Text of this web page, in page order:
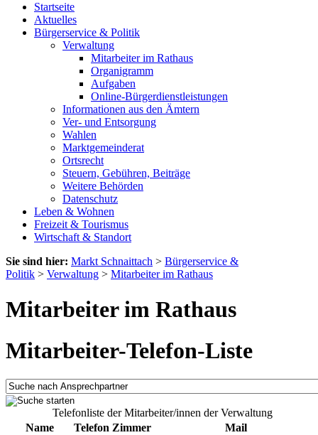
Startseite
Aktuelles
Bürgerservice & Politik
Verwaltung
Mitarbeiter im Rathaus
Organigramm
Aufgaben
Online-Bürgerdienstleistungen
Informationen aus den Ämtern
Ver- und Entsorgung
Wahlen
Marktgemeinderat
Ortsrecht
Steuern, Gebühren, Beiträge
Weitere Behörden
Datenschutz
Leben & Wohnen
Freizeit & Tourismus
Wirtschaft & Standort
Sie sind hier: Markt Schnaittach > Bürgerservice &
Politik > Verwaltung > Mitarbeiter im Rathaus
Mitarbeiter im Rathaus
Mitarbeiter-Telefon-Liste
Telefonliste der Mitarbeiter/innen der Verwaltung
Name
Telefon Zimmer
Mail